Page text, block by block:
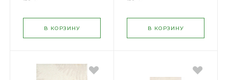
В КОРЗИНУ В КОРЗИНУ